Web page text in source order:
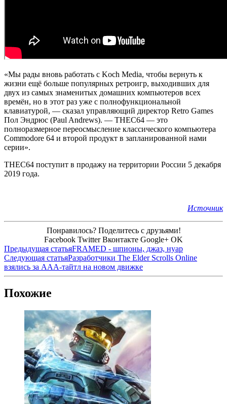
«Мы рады вновь работать с Koch Media, чтобы вернуть к
жизни ещё больше популярных ретроигр, выходивших для
двух из самых знаменитых домашних компьютеров всех
времён, но в этот раз уже с полнофункциональной
клавиатурой, — сказал управляющий директор Retro Games
Пол Эндрюс (Paul Andrews). — THEC64 — это
полноразмерное переосмысление классического компьютера
Commodore 64 и второй продукт в запланированной нами
серии».
THEC64 поступит в продажу на территории России 5 декабря
2019 года.
Источник
Понравилось? Поделитесь с друзьями!
Facebook Twitter Вконтакте Google+ OK
Предыдущая статьяFRAMED - шпионы, джаз, нуар
Следующая статьяРазработчики The Elder Scrolls Online
взялись за ААА-тайтл на новом движке
Похожие